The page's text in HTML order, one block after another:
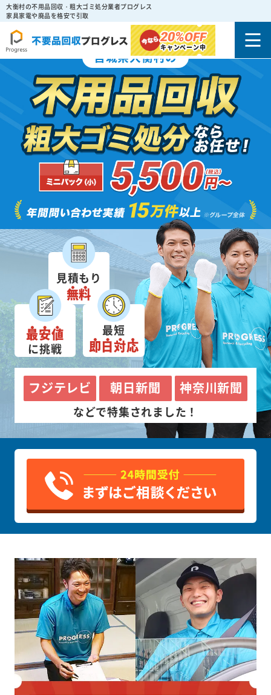
大衡村の不用品回収・粗大ゴミ処分業者プログレス
家具家電や廃品を格安で引取
20%OFF
キャンペーン中
宮城県大衡村の
見積もり
無料
最安値
に挑戦
最短
即日対応
フジテレビ 朝日新聞 神奈川新聞
などで特集されました！